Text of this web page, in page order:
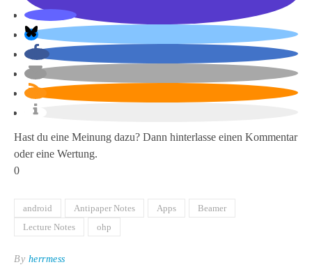
Hast du eine Meinung dazu? Dann hinterlasse einen Kommentar
oder eine Wertung.
0
android Antipaper Notes Apps
Beamer
Lecture Notes
ohp
By herrmess